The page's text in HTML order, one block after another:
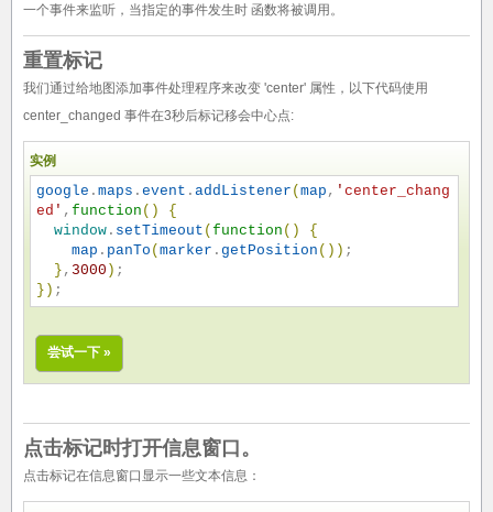
一个事件来监听，当指定的事件发生时 函数将被调用。
重置标记
我们通过给地图添加事件处理程序来改变 'center' 属性，以下代码使用
center_changed 事件在3秒后标记移会中心点:
实例
google . maps . event . addListener ( map , ' center_chang
ed ' , function ( )
{
window . setTimeout ( function ( )
{
map . panTo ( marker . getPosition ( ) ) ;
} , 3000 )
} ) ;
尝试一下 »
点击标记时打开信息窗口。
点击标记在信息窗口显示一些文本信息：